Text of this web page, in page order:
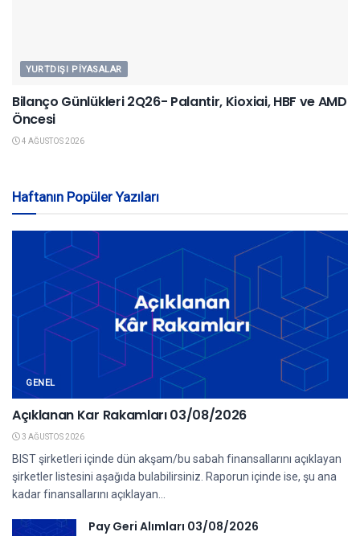
YURTDIŞI PIYASALAR
Bilanço Günlükleri 2Q26- Palantir, Kioxiai, HBF ve AMD
Öncesi
4 AĞUSTOS 2026
Haftanın Popüler Yazıları
GENEL
Açıklanan Kar Rakamları 03/08/2026
3 AĞUSTOS 2026
BIST şirketleri içinde dün akşam/bu sabah finansallarını açıklayan
şirketler listesini aşağıda bulabilirsiniz. Raporun içinde ise, şu ana
kadar finansallarını açıklayan...
Pay Geri Alımları 03/08/2026